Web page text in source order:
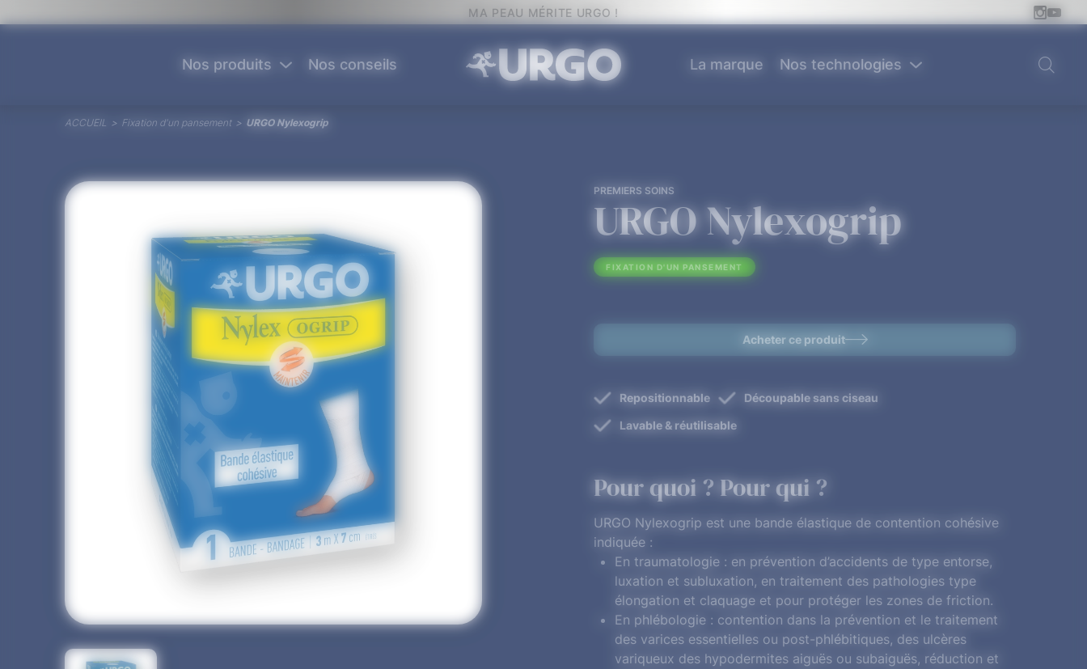
MA PEAU MÉRITE URGO !
Nos produits Nos conseils La marque Nos technologies
ACCUEIL > Fixation d'un pansement > URGO Nylexogrip
PREMIERS SOINS
URGO Nylexogrip
FIXATION D'UN PANSEMENT
Acheter ce produit
Repositionnable
Découpable sans ciseau
Lavable & réutilisable
Pour quoi ? Pour qui ?
URGO Nylexogrip est une bande élastique de contention cohésive
indiquée :
En traumatologie : en prévention d’accidents de type entorse,
luxation et subluxation, en traitement des pathologies type
élongation et claquage et pour protéger les zones de friction.
En phlébologie : contention dans la prévention et le traitement
des varices essentielles ou post-phlébitiques, des ulcères
variqueux des hypodermites aiguës ou subaiguës, réduction et